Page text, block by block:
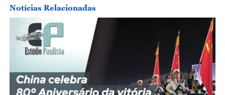
Notícias Relacionadas